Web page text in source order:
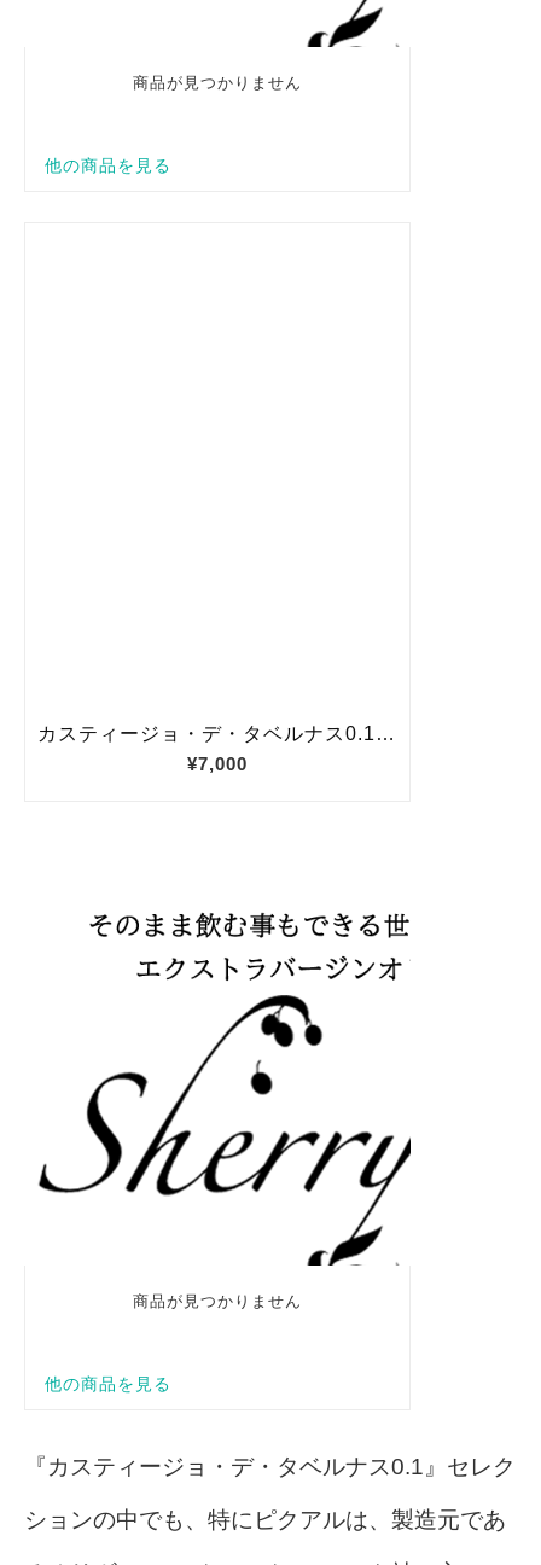
『カスティージョ・デ・タベルナス0.1』セレク
ションの中でも、特にピクアルは、製造元であ